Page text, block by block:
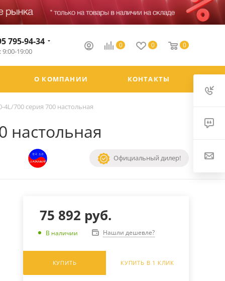
0 0 0
795-94-34
19:00
О КОМПАНИИ КОНТАКТЫ
700 серия 700 настольная
настольная
Официальный дилер!
75 892 руб.
В наличии Нашли дешевле?
КУПИТЬ КУПИТЬ В 1 КЛИК